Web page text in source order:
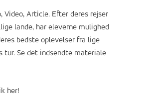
Video, Article. Efter deres rejser
lande, har eleverne mulighed
bedste oplevelser fra lige
tur. Se det indsendte materiale
her!